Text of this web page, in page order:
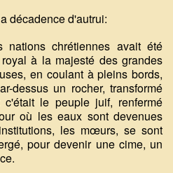
décadence d'autrui:
nations chrétiennes avait été
à la majesté des grandes
en coulant à pleins bords,
dessus un rocher, transformé
le peuple juif, renfermé
où les eaux sont devenues
les mœurs, se sont
pour devenir une cime, un